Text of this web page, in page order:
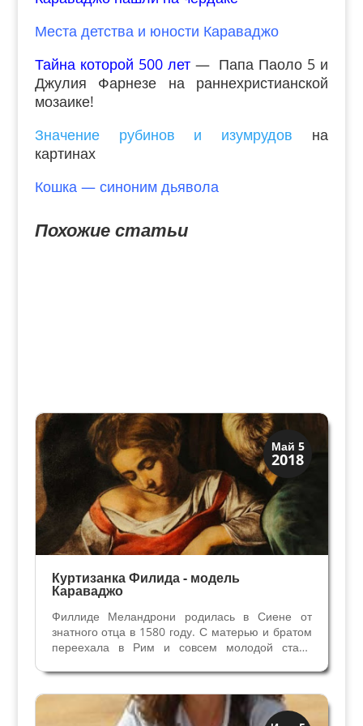
Места детства и юности Караваджо
Тайна которой 500 лет— Папа Паоло 5 и
Джулия Фарнезе на раннехристианской
мозаике!
Значение рубинов и изумрудов на
картинах
Кошка — синоним дьявола
Похожие статьи
Май 5
2018
Загадки прошлого
История
Куртизанка Филида - модель
Караваджо
Филлиде Меландрони родилась в Сиене от
знатного отца в 1580 году. С матерью и братом
переехала в Рим и совсем молодой стала
ин Лучина. Жила она на улице Вия дель
Гамберо. Первый арест Филиды с подругой
Аннучей (Анной Бьянкини)...